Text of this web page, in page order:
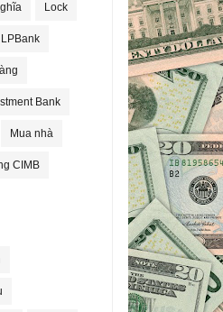
Lock
LPBank
Bank
Mua nhà
CIMB